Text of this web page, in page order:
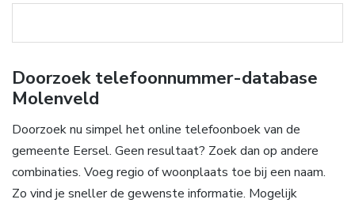
Doorzoek telefoonnummer-database
Molenveld
Doorzoek nu simpel het online telefoonboek van de
gemeente Eersel. Geen resultaat? Zoek dan op andere
combinaties. Voeg regio of woonplaats toe bij een naam.
Zo vind je sneller de gewenste informatie. Mogelijk